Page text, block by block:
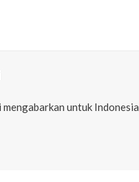
untuk Indonesia